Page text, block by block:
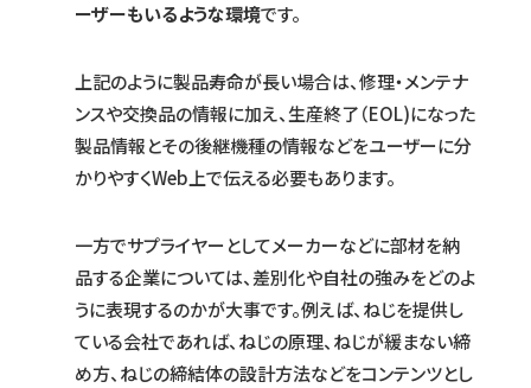
ーザーもいるような環境です。
上記のように製品寿命が長い場合は、修理・メンテナ
ンスや交換品の情報に加え、生産終了（EOL)になった
製品情報とその後継機種の情報などをユーザーに分
かりやすくWeb上で伝える必要もあります。
一方でサプライヤーとしてメーカーなどに部材を納
品する企業については、差別化や自社の強みをどのよ
うに表現するのかが大事です。例えば、ねじを提供し
ている会社であれば、ねじの原理、ねじが緩まない締
め方、ねじの締結体の設計方法などをコンテンツとし